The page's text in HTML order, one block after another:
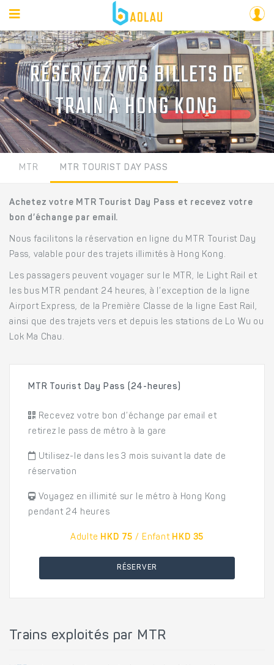
RÉSERVEZ VOS BILLETS DE
TRAIN À HONG KONG
MTR MTR TOURIST DAY PASS
Achetez votre MTR Tourist Day Pass et recevez votre
bon d’échange par email.
Nous facilitons la réservation en ligne du MTR Tourist Day
Pass, valable pour des trajets illimités à Hong Kong.
Les passagers peuvent voyager sur le MTR, le Light Rail et
les bus MTR pendant 24 heures, à l’exception de la ligne
Airport Express, de la Première Classe de la ligne East Rail,
ainsi que des trajets vers et depuis les stations de Lo Wu ou
Lok Ma Chau.
MTR Tourist Day Pass (24-heures)
Recevez votre bon d’échange par email et
retirez le pass de métro à la gare
Utilisez-le dans les 3 mois suivant la date de
réservation
Voyagez en illimité sur le métro à Hong Kong
pendant 24 heures
Adulte HKD 75 / Enfant HKD 35
RÉSERVER
Trains exploités par MTR